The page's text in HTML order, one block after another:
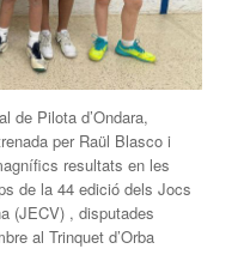
de Pilota d’Ondara,
per Raül Blasco i
resultats en les
de la 44 edició dels Jocs
(JECV) , disputades
al Trinquet d’Orba